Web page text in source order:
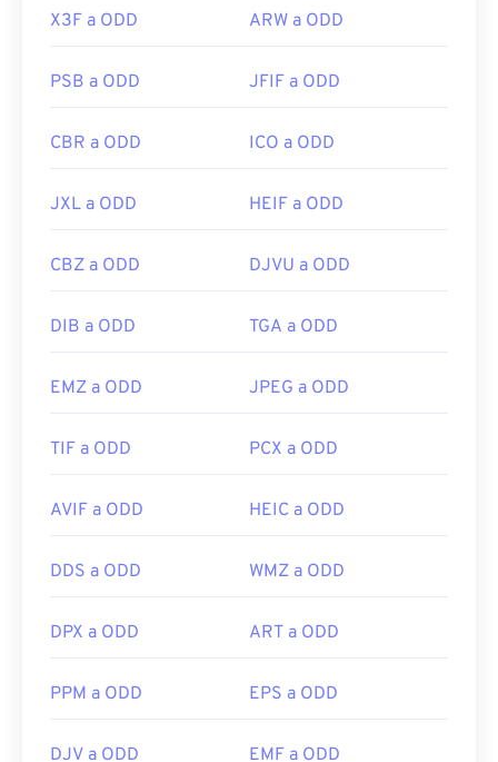
X3F a ODD ARW a ODD
PSB a ODD JFIF a ODD
CBR a ODD ICO a ODD
JXL a ODD HEIF a ODD
CBZ a ODD DJVU a ODD
DIB a ODD TGA a ODD
EMZ a ODD JPEG a ODD
TIF a ODD PCX a ODD
AVIF a ODD HEIC a ODD
DDS a ODD WMZ a ODD
DPX a ODD ART a ODD
PPM a ODD EPS a ODD
DJV a ODD EMF a ODD